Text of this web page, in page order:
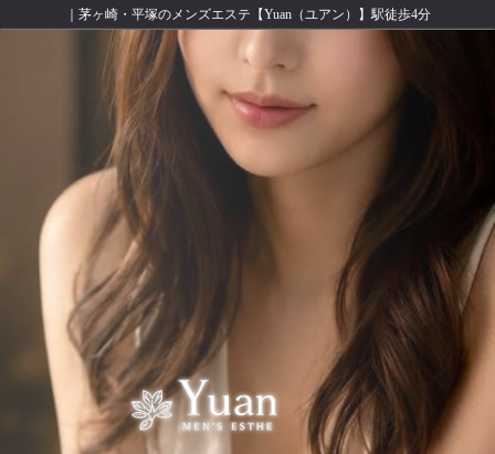
｜茅ヶ崎・平塚のメンズエステ【Yuan（ユアン）】駅徒歩4分